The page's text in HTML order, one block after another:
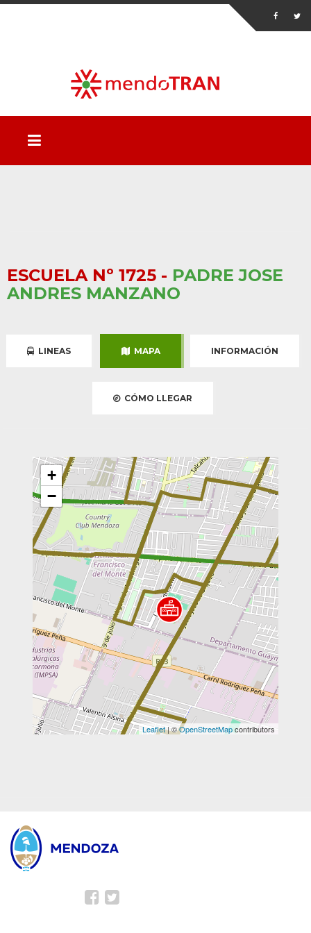
ESCUELA Nº 1725 - PADRE JOSE
ANDRES MANZANO
LINEAS MAPA INFORMACIÓN
CÓMO LLEGAR
+
−
Leaflet| ©OpenStreetMapcontributors